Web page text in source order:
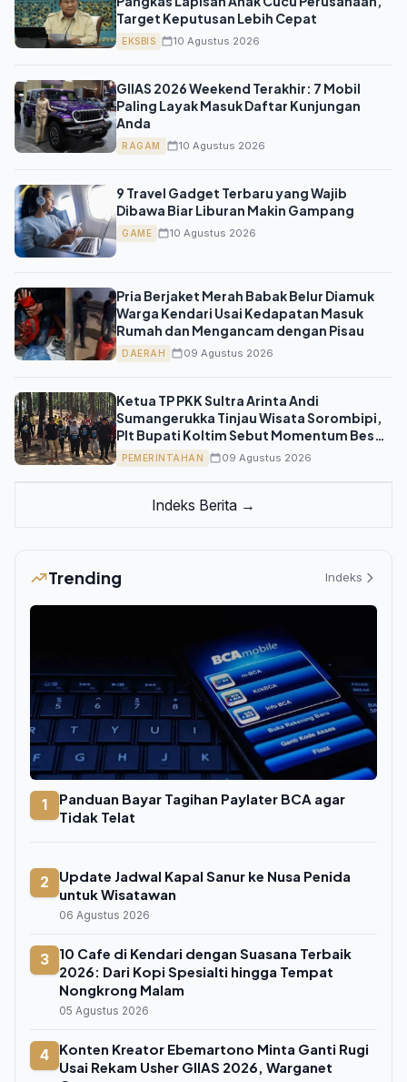
Target Keputusan Lebih Cepat
EKSBIS 10 Agustus 2026
GIIAS 2026 Weekend Terakhir: 7 Mobil
Paling Layak Masuk Daftar Kunjungan
Anda
RAGAM 10 Agustus 2026
9 Travel Gadget Terbaru yang Wajib
Dibawa Biar Liburan Makin Gampang
GAME 10 Agustus 2026
Pria Berjaket Merah Babak Belur Diamuk
Warga Kendari Usai Kedapatan Masuk
Rumah dan Mengancam dengan Pisau
DAERAH 09 Agustus 2026
Ketua TP PKK Sultra Arinta Andi
Sumangerukka Tinjau Wisata Sorombipi,
Plt Bupati Koltim Sebut Momentum Besar
bagi Ekonomi Daerah
PEMERINTAHAN 09 Agustus 2026
Indeks Berita →
Trending Indeks
1
Panduan Bayar Tagihan Paylater BCA agar
Tidak Telat
2
Update Jadwal Kapal Sanur ke Nusa Penida
untuk Wisatawan
06 Agustus 2026
3
10 Cafe di Kendari dengan Suasana Terbaik
2026: Dari Kopi Spesialti hingga Tempat
Nongkrong Malam
05 Agustus 2026
4
Konten Kreator Ebemartono Minta Ganti Rugi
Usai Rekam Usher GIIAS 2026, Warganet